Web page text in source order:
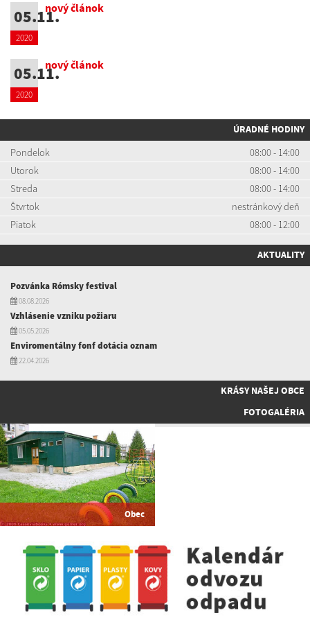
05.11.
2020
nový článok
05.11.
2020
nový článok
ÚRADNÉ HODINY
Pondelok
08:00 - 14:00
Utorok
08:00 - 14:00
Streda
08:00 - 14:00
Štvrtok
nestránkový deň
Piatok
08:00 - 12:00
AKTUALITY
Pozvánka Rómsky festival
08.08.2026
Vzhlásenie vzniku požiaru
05.05.2026
Enviromentálny fonf dotácia oznam
22.04.2026
KRÁSY NAŠEJ OBCE
FOTOGALÉRIA
Obec